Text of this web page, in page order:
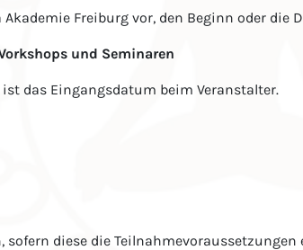
Freiburg vor, den Beginn oder
und Seminaren
das Eingangsdatum beim Veranstalter.
diese die